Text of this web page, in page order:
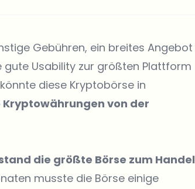
Gebühren, ein breites Angebot
Usability zur größten Plattform
diese Kryptobörse in
Kryptowährungen von der
die größte Börse zum Handel
musste die Börse einige